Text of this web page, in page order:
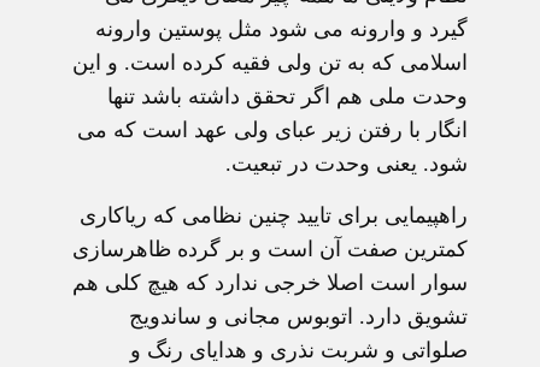
گیرد و وارونه می شود مثل پوستین وارونه
اسلامی که به تن ولی فقیه کرده است. و این
وحدت ملی هم اگر تحقق داشته باشد تنها
انگار با رفتن زیر عبای ولی عهد است که می
شود. یعنی وحدت در تبعیت.
راهپیمایی برای تایید چنین نظامی که ریاکاری
کمترین صفت آن است و بر گرده ظاهرسازی
سوار است اصلا خرجی ندارد که هیچ کلی هم
تشویق دارد. اتوبوس مجانی و ساندویج
صلواتی و شربت نذری و هدایای رنگ و